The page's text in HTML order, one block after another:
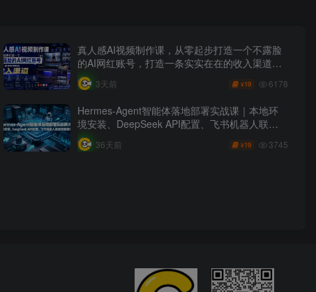
真人感AI视频制作课，从零起步打造一个不露脸
的AI网红账号，打造一条实实在在的收入渠道
【原创双语字幕】
3天前 ¥19 6178
Hermes-Agent智能体落地部署实战课｜本地环
境安装、DeepSeek API配置、飞书机器人联动
完整搭建教程
36天前 ¥19 3745